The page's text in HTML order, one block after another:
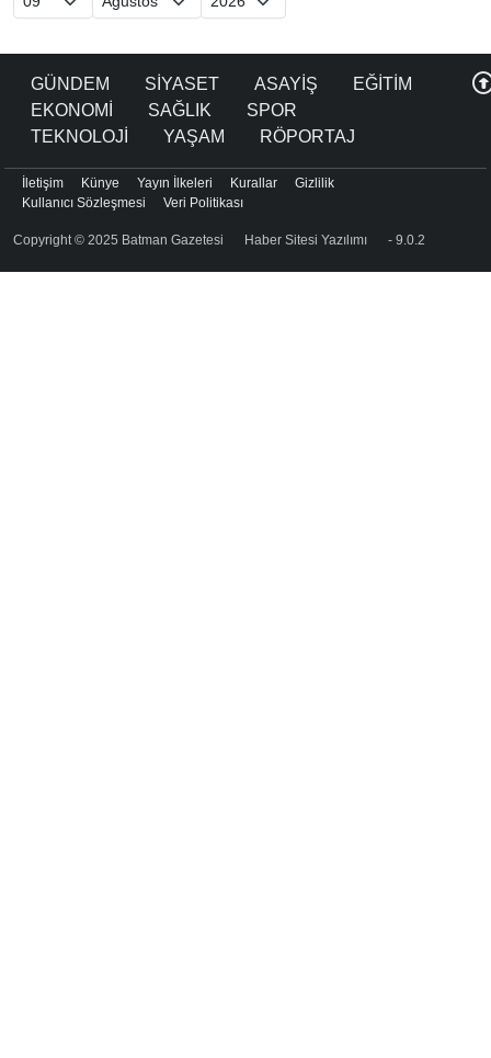
GÜNDEM SİYASET ASAYİŞ
EĞİTİM
EKONOMİ
SAĞLIK
SPOR
TEKNOLOJİ
YAŞAM RÖPORTAJ
Copyright © 2025 Batman Gazetesi Haber Sitesi Yazılımı - 9.0.2
İletişim Künye Yayın İlkeleri Kurallar
Gizlilik
Kullanıcı Sözleşmesi
Veri Politikası